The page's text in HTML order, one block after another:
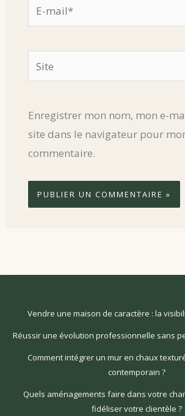
E-
mail*
Site
Enregistrer mon nom, mon e-
site dans le navigateur pour
commentaire.
Vendre une maison de caractère : la
Réussir une évolution professionnelle sans
Comment intégrer un mur en chaux
contemporain ?
Quels aménagements faire dans votre
fidéliser votre clientèle ?